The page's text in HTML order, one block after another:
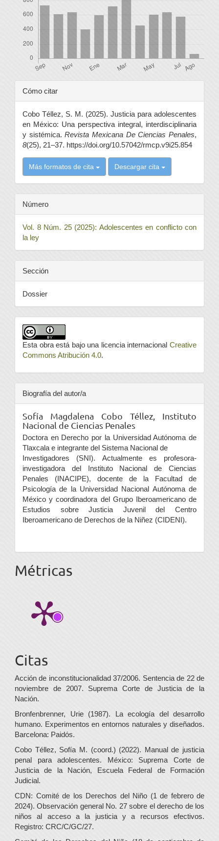
Detalles
del
artículo
Cómo citar
Cobo Téllez, S. M. (2025). Justicia para adolescentes
en México: Una perspectiva integral, interdisciplinaria
y sistémica.Revista Mexicana De Ciencias Penales,
8(25), 21–37. https://doi.org/10.57042/rmcp.v9i25.854
Más formatos de cita Descargar cita
Número
Vol. 8 Núm. 25 (2025): Adolescentes en conflicto con
la ley
Sección
Dossier
Esta obra está bajo una licencia internacional Creative
Commons Atribución 4.0.
Biografía del autor/a
Sofía Magdalena Cobo Téllez, Instituto
Nacional de Ciencias Penales
Doctora en Derecho por la Universidad Autónoma de
Tlaxcala e integrante del Sistema Nacional de
Investigadores (SNI). Actualmente es profesora-
investigadora del Instituto Nacional de Ciencias
Penales (INACIPE), docente de la Facultad de
Psicología de la Universidad Nacional Autónoma de
México y coordinadora del Grupo Iberoamericano de
Estudios sobre Justicia Juvenil del Centro
Iberoamericano de Derechos de la Niñez (CIDENI).
Métricas
Citas
Acción de inconstitucionalidad 37/2006. Sentencia de 22 de
noviembre de 2007. Suprema Corte de Justicia de la
Nación.
Bronfenbrenner, Urie (1987). La ecología del desarrollo
humano. Experimentos en entornos naturales y diseñados.
Barcelona: Paidós.
Cobo Téllez, Sofía M. (coord.) (2022). Manual de justicia
penal para adolescentes. México: Suprema Corte de
Justicia de la Nación, Escuela Federal de Formación
Judicial.
CDN: Comité de los Derechos del Niño (1 de febrero de
2024). Observación general No. 27 sobre el derecho de los
niños al acceso a la justicia y a recursos efectivos.
Registro: CRC/C/GC/27.